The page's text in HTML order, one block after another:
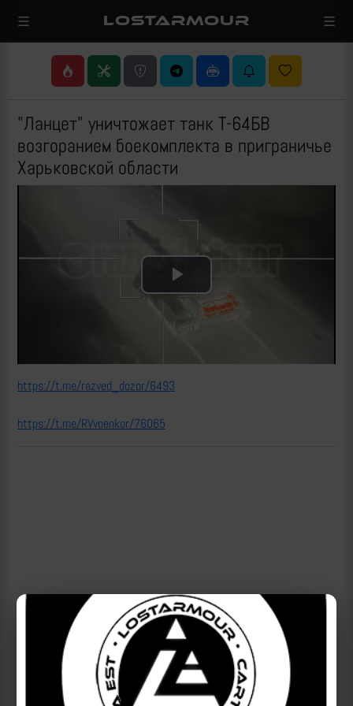
LOSTARMOUR
"Ланцет" уничтожает танк Т-64БВ
возгоранием боекомплекта в приграничье
Харьковской области
Play
Video
https://t.me/razved_dozor/6493
https://t.me/RVvoenkor/76065